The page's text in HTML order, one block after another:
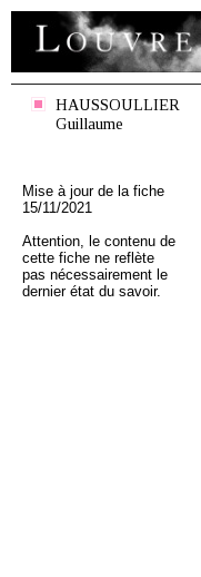
HAUSSOULLIER
Guillaume
Mise à jour de la fiche
15/11/2021
Attention, le contenu de
cette fiche ne reflète
pas nécessairement le
dernier état du savoir.